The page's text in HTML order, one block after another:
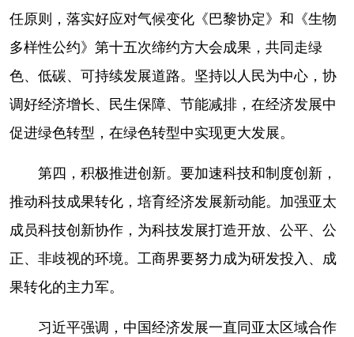
任原则，落实好应对气候变化《巴黎协定》和《生物
多样性公约》第十五次缔约方大会成果，共同走绿
色、低碳、可持续发展道路。坚持以人民为中心，协
调好经济增长、民生保障、节能减排，在经济发展中
促进绿色转型，在绿色转型中实现更大发展。
第四，积极推进创新。要加速科技和制度创新，
推动科技成果转化，培育经济发展新动能。加强亚太
成员科技创新协作，为科技发展打造开放、公平、公
正、非歧视的环境。工商界要努力成为研发投入、成
果转化的主力军。
习近平强调，中国经济发展一直同亚太区域合作